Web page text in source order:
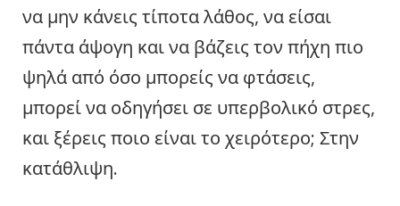
να μην κάνεις τίποτα λάθος, να είσαι
πάντα άψογη και να βάζεις τον πήχη πιο
ψηλά από όσο μπορείς να φτάσεις,
μπορεί να οδηγήσει σε υπερβολικό στρες,
και ξέρεις ποιο είναι το χειρότερο; Στην
κατάθλιψη.